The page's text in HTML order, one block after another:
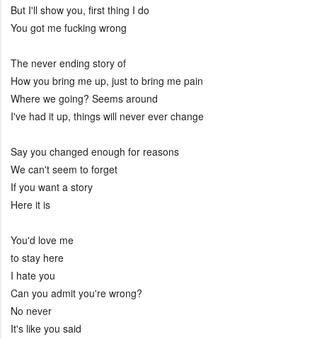
But I'll show you, first thing I do
You got me fucking wrong
The never ending story of
How you bring me up, just to bring me pain
Where we going? Seems around
I've had it up, things will never ever change
Say you changed enough for reasons
We can't seem to forget
If you want a story
Here it is
You'd love me
to stay here
I hate you
Can you admit you're wrong?
No never
It's like you said